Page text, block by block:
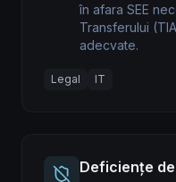
în afara SEE
Transferului
adecvate.
Legal IT
Deficiențe